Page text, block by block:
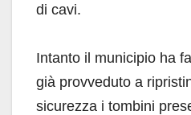
di cavi.
Intanto il municipio ha
già provveduto a
sicurezza i tombini